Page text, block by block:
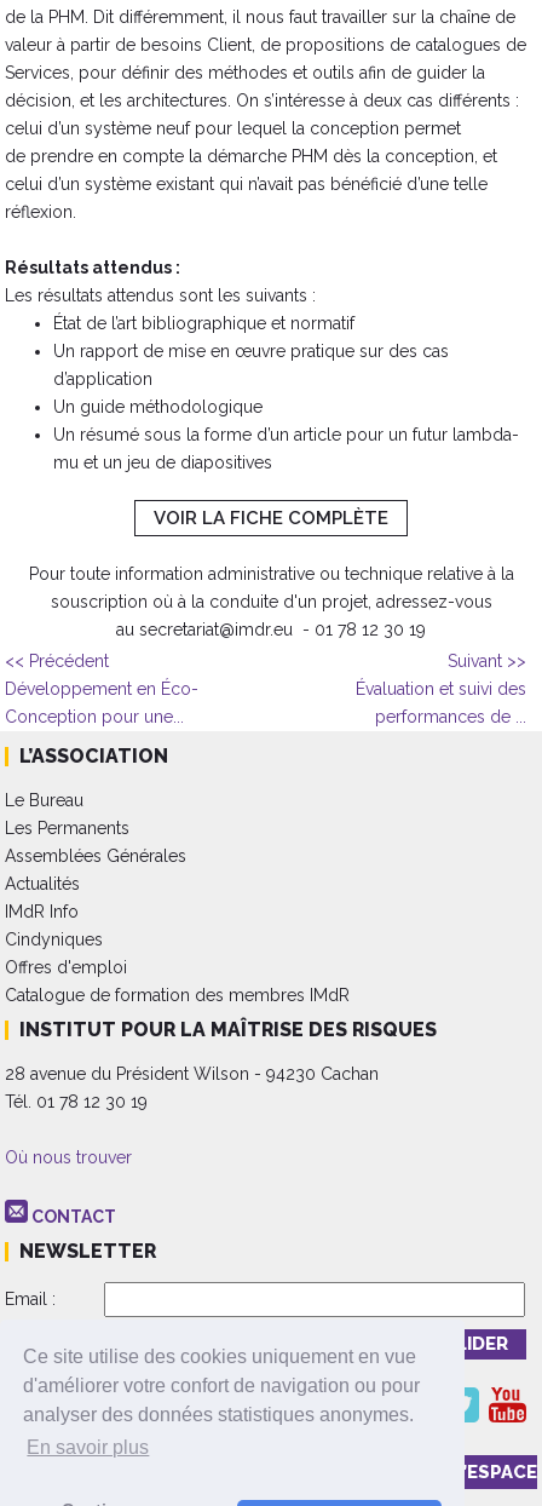
Ce site utilise des cookies uniquement en vue
d'améliorer votre confort de navigation ou pour
analyser des données statistiques anonymes.
En savoir plus
de la PHM. Dit différemment, il nous faut travailler sur la chaîne de
valeur à partir de besoins Client, de propositions de catalogues de
Services, pour définir des méthodes et outils afin de guider la
décision, et les architectures. On s’intéresse à deux cas différents :
celui d’un système neuf pour lequel la conception permet
de prendre en compte la démarche PHM dès la conception, et
celui d’un système existant qui n’avait pas bénéficié d’une telle
réflexion.
Résultats attendus :
Les résultats attendus sont les suivants :
État de l’art bibliographique et normatif
Un rapport de mise en œuvre pratique sur des cas
d’application
Un guide méthodologique
Un résumé sous la forme d’un article pour un futur lambda-
mu et un jeu de diapositives
VOIR LA FICHE COMPLÈTE
Pour toute information administrative ou technique relative à la
souscription où à la conduite d'un projet, adressez-vous
au secretariat@imdr.eu - 01 78 12 30 19
<< Précédent
Développement en Éco-
Conception pour une...
Suivant >>
Évaluation et suivi des
performances de ...
L’ASSOCIATION
Le Bureau
Les Permanents
Assemblées Générales
Actualités
IMdR Info
Cindyniques
Offres d'emploi
Catalogue de formation des membres IMdR
INSTITUT POUR LA MAÎTRISE DES RISQUES
28 avenue du Président Wilson - 94230 Cachan
Tél. 01 78 12 30 19
Où nous trouver
CONTACT
NEWSLETTER
Email :
ACCÉDER À L’ESPACE
PRIVÉ